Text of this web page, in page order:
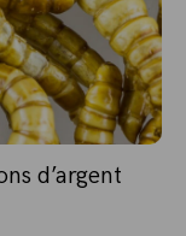
d’argent